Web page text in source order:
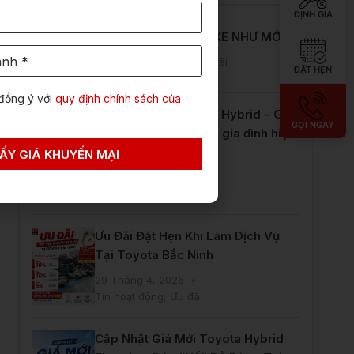
HÈ RỰC RỠ – CHĂM XE NHƯ MỚI
Toyota Innova Cross Hybrid – Giải
pháp thông minh cho gia đình hiện
đại
Ưu Đãi Đặt Hẹn Khi Làm Dịch Vụ
Tại Toyota Bắc Ninh
Cập Nhật Giá Mới Toyota Hybrid
ĐỊNH GIÁ
ĐẶT HẸN
GỌI NGAY
ý với quy định chính sách của
GIÁ KHUYẾN MẠI